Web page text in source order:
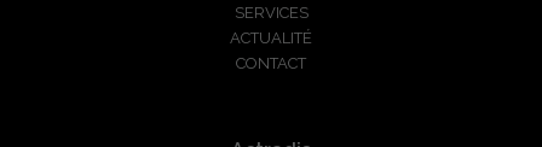
SERVICES
ACTUALITÉ
CONTACT